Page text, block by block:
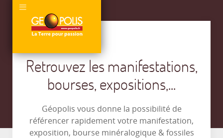
Retrouvez les manifestations,
bourses, expositions,...
Géopolis vous donne la possibilité de
référencer rapidement votre manifestation,
exposition, bourse minéralogique & fossiles